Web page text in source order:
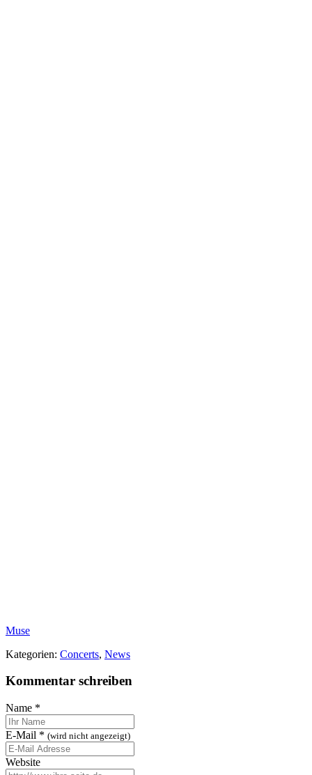
Muse
Kategorien: Concerts, News
Kommentar schreiben
Name *
E-Mail * (wird nicht angezeigt)
Website